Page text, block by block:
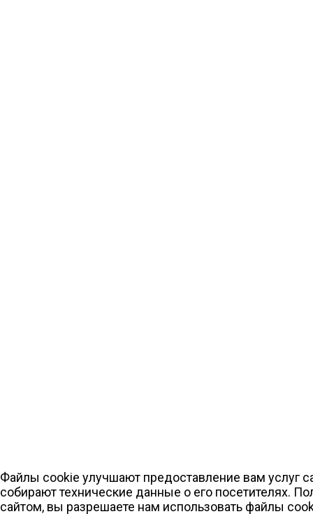
Файлы cookie улучшают предоставление вам услуг
собирают технические данные о его посетителях.
сайтом, вы разрешаете нам использовать файлы